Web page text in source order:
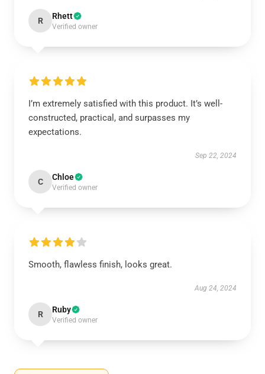
R Rhett
Verified owner
I’m extremely satisfied with this product. It’s well-
constructed, practical, and surpasses my
expectations.
Sep 22, 2024
C Chloe
Verified owner
Smooth, flawless finish, looks great.
Aug 24, 2024
R Ruby
Verified owner